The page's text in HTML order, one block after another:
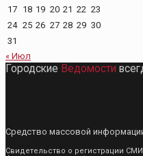
17 18 19 20 21 22 23
24 25 26 27 28 29 30
31
« Июл
Городские Ведомости
Средство массовой
Свидетельство о регистрации